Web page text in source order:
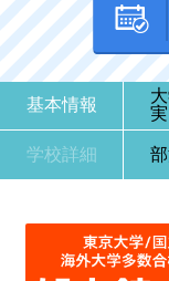
基本情報
学校詳細